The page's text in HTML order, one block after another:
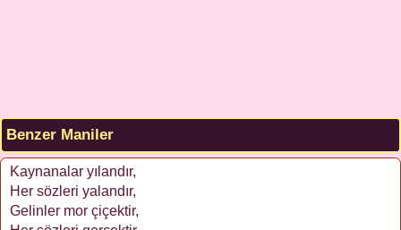
Benzer Maniler
Kaynanalar yılandır,
Her sözleri yalandır,
Gelinler mor çiçektir,